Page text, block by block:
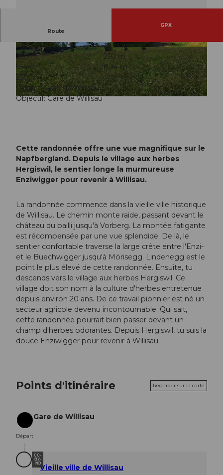
© Willisau Tourismus, Willisau Tourismus
© Willisau Tourismus, Willisau Tourismus © Willisau Tourismus, Willisau Tourismus
Route
GPX
4:13 h
15,10 km
250 m
250 m
554 m
804 m
250 m
Départ: Gare de Willisau
Objectif: Gare de Willisau
Cette randonnée offre une vue magnifique sur le
Napfbergland. Depuis le village aux herbes
Hergiswil, le sentier longe la murmureuse
Enziwigger pour revenir à Willisau.
La randonnée commence dans la vieille ville historique
de Willisau. Le chemin monte raide, passant devant le
château du bailli jusqu'à Vorberg. La montée fatigante
est récompensée par une vue splendide. De là, le
sentier confortable traverse la large crête entre l'Enzi-
et le Buechwigger jusqu'à Mörisegg. Lindenegg est le
point le plus élevé de cette randonnée. Ensuite, tu
descends vers le village aux herbes Hergiswil. Ce
village doit son nom à la culture d'herbes entretenue
depuis environ 20 ans. De ce travail pionnier est né un
secteur agricole devenu incontournable. Qui sait,
cette randonnée pourrait bien passer devant un
champ d'herbes odorantes. Depuis Hergiswil, tu suis la
douce Enziwigger pour revenir à Willisau.
Points d'itinéraire Regarder sur la carte
Départ
Départ
Gare de Willisau
CC-
BY-
NDVieille ville de Willisau